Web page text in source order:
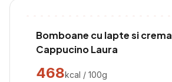
Bomboane cu lapte si crema
Cappucino Laura
468kcal / 100g